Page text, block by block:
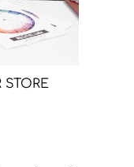
STORE